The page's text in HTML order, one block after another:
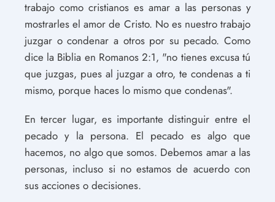
trabajo como cristianos es amar a las personas y
mostrarles el amor de Cristo. No es nuestro trabajo
juzgar o condenar a otros por su pecado. Como
dice la Biblia en Romanos 2:1, "no tienes excusa tú
que juzgas, pues al juzgar a otro, te condenas a ti
mismo, porque haces lo mismo que condenas".
En tercer lugar, es importante distinguir entre el
pecado y la persona. El pecado es algo que
hacemos, no algo que somos. Debemos amar a las
personas, incluso si no estamos de acuerdo con
sus acciones o decisiones.